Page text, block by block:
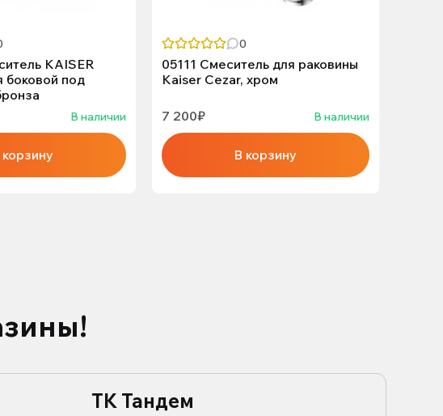
KAISER
боковой под
В наличии
0
05111 Смеситель для раковины
Kaiser Cezar, хром
7 200₽ В наличии
В корзину
ТК Тандем